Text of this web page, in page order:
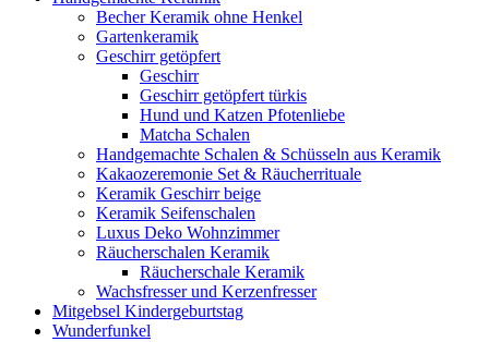
Becher Keramik ohne Henkel
Gartenkeramik
Geschirr getöpfert
Geschirr
Geschirr getöpfert türkis
Hund und Katzen Pfotenliebe
Matcha Schalen
Handgemachte Schalen & Schüsseln aus Keramik
Kakaozeremonie Set & Räucherrituale
Keramik Geschirr beige
Keramik Seifenschalen
Luxus Deko Wohnzimmer
Räucherschalen Keramik
Räucherschale Keramik
Wachsfresser und Kerzenfresser
Mitgebsel Kindergeburtstag
Wunderfunkel